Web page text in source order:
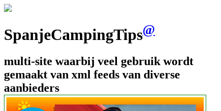
SpanjeCampingTips@
multi-site waarbij veel gebruik wordt
gemaakt van xml feeds van diverse
aanbieders